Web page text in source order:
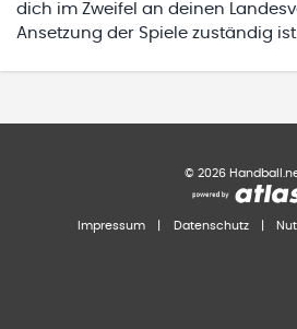
dich im Zweifel an deinen
Ansetzung der Spiele zuständig
© 2026
Impressum Datenschutz